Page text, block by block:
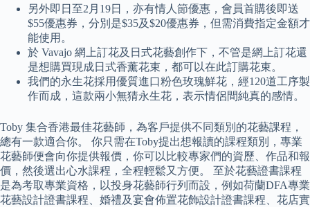
另外即日至2月19日，亦有情人節優惠，會員首購後即送
$55優惠券，分別是$35及$20優惠券，但需消費指定金額才
能使用。
於 Vavajo 網上訂花及日式花藝創作下，不管是網上訂花還
是想購買現成日式香薰花束，都可以在此訂購花束。
我們的永生花採用優質進口粉色玫瑰鮮花，經120道工序製
作而成，這款兩小無猜永生花，表示情侶間純真的感情。
Toby 集合香港最佳花藝師，為客戶提供不同類別的花藝課程，
總有一款適合你。 你只需在Toby提出想報讀的課程類別，專業
花藝師便會向你提供報價，你可以比較專家們的資歷、作品和報
價，然後選出心水課程，全程輕鬆又方便。 至於花藝證書課程
是為考取專業資格，以投身花藝師行列而設，例如荷蘭DFA專業
花藝設計證書課程、婚禮及宴會佈置花飾設計證書課程、花店實